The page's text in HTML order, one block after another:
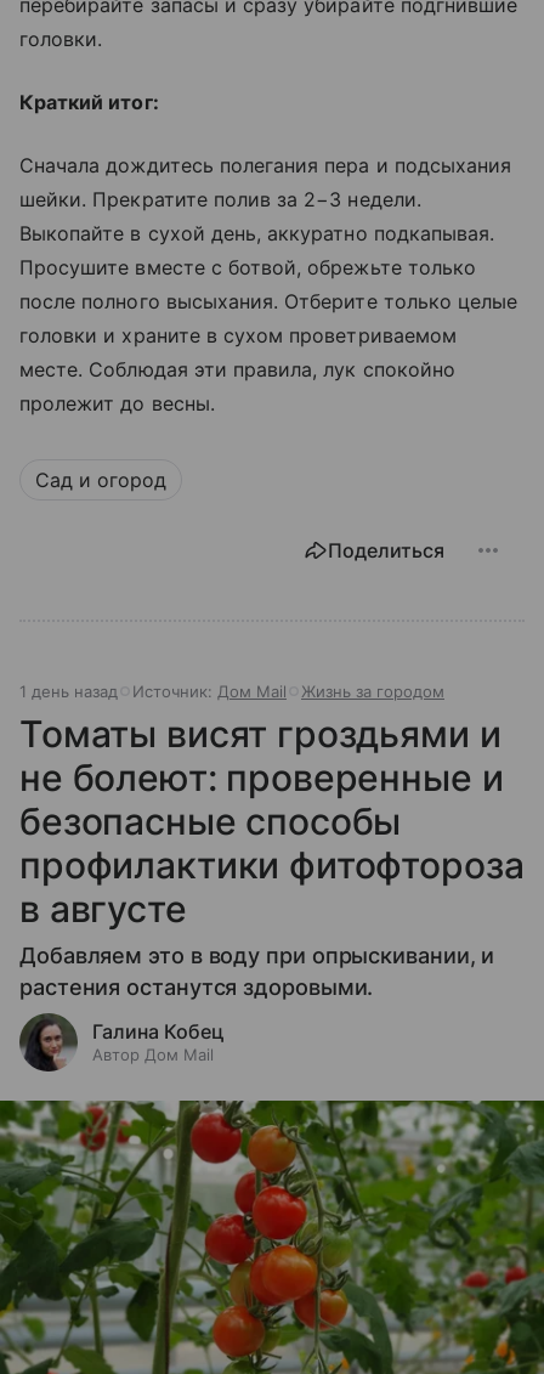
перебирайте запасы и сразу убирайте подгнившие
головки.
Краткий итог:
Сначала дождитесь полегания пера и подсыхания
шейки. Прекратите полив за 2−3 недели.
Выкопайте в сухой день, аккуратно подкапывая.
Просушите вместе с ботвой, обрежьте только
после полного высыхания. Отберите только целые
головки и храните в сухом проветриваемом
месте. Соблюдая эти правила, лук спокойно
пролежит до весны.
Сад и огород
Поделиться
1 день назад Источник: Дом Mail Жизнь за городом
Томаты висят гроздьями и
не болеют: проверенные и
безопасные способы
профилактики фитофтороза
в августе
Добавляем это в воду при опрыскивании, и
растения останутся здоровыми.
Галина Кобец
Автор Дом Mail